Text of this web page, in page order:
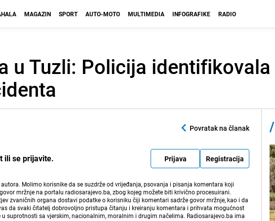
MAGAZIN SPORT AUTO-MOTO MULTIMEDIA INFOGRAFIKE RADIO
u Tuzli: Policija identifikovala
Povratak na članak
ili se prijavite. Prijava Registracija
Molimo korisnike da se suzdrže od vrijeđanja, psovanja i pisanja komentara koji
mržnje na portalu radiosarajevo.ba, zbog kojeg možete biti krivično procesuirani.
zvaničnih organa dostavi podatke o korisniku čiji komentari sadrže govor mržnje, kao i da
da svaki čitatelj dobrovoljno pristupa čitanju i kreiranju komentara i prihvata mogućnost
suprotnosti sa vjerskim, nacionalnim, moralnim i drugim načelima. Radiosarajevo.ba ima
/